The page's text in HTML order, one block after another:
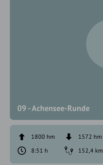
09 - Achensee-Runde
1800 hm
1572 hm
8:51 h
152,4 km